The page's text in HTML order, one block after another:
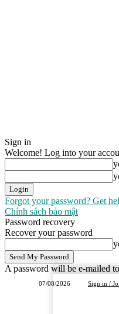
Sign in
Welcome! Log into your
Forgot your password? Get
Chính sách bảo mật
Password recovery
Recover your password
A password will be e-mailed
07/08/2026 Sign in /